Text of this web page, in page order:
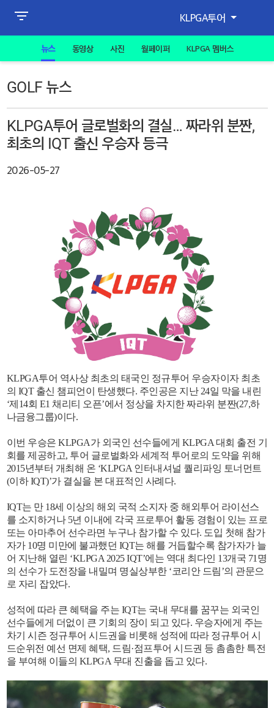
KLPGA투어
뉴스 동영상 사진 월페이퍼 KLPGA 멤버스
GOLF 뉴스
KLPGA투어 글로벌화의 결실… 짜라위 분짠,
최초의 IQT 출신 우승자 등극
2026-05-27
KLPGA투어 역사상 최초의 태국인 정규투어 우승자이자 최초
의 IQT 출신 챔피언이 탄생했다. 주인공은 지난 24일 막을 내린
‘제14회 E1 채리티 오픈’에서 정상을 차지한 짜라위 분짠(27,하
나금융그룹)이다.
이번 우승은 KLPGA가 외국인 선수들에게 KLPGA 대회 출전 기
회를 제공하고, 투어 글로벌화와 세계적 투어로의 도약을 위해
2015년부터 개최해 온 ‘KLPGA 인터내셔널 퀄리파잉 토너먼트
(이하 IQT)’가 결실을 본 대표적인 사례다.
IQT는 만 18세 이상의 해외 국적 소지자 중 해외투어 라이선스
를 소지하거나 5년 이내에 각국 프로투어 활동 경험이 있는 프로
또는 아마추어 선수라면 누구나 참가할 수 있다. 도입 첫해 참가
자가 10명 미만에 불과했던 IQT는 해를 거듭할수록 참가자가 늘
어 지난해 열린 ‘KLPGA 2025 IQT’에는 역대 최다인 13개국 71명
의 선수가 도전장을 내밀며 명실상부한 ‘코리안 드림’의 관문으
로 자리 잡았다.
성적에 따라 큰 혜택을 주는 IQT는 국내 무대를 꿈꾸는 외국인
선수들에게 더없이 큰 기회의 장이 되고 있다. 우승자에게 주는
차기 시즌 정규투어 시드권을 비롯해 성적에 따라 정규투어 시
드순위전 예선 면제 혜택, 드림·점프투어 시드권 등 촘촘한 특전
을 부여해 이들의 KLPGA 무대 진출을 돕고 있다.